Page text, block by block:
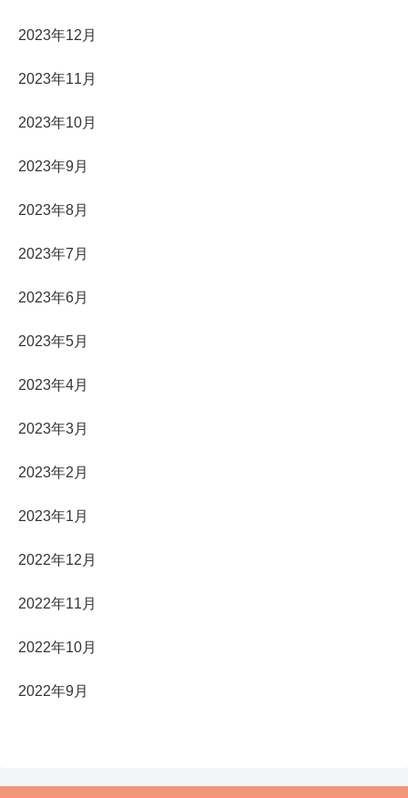
2023年12月
2023年11月
2023年10月
2023年9月
2023年8月
2023年7月
2023年6月
2023年5月
2023年4月
2023年3月
2023年2月
2023年1月
2022年12月
2022年11月
2022年10月
2022年9月